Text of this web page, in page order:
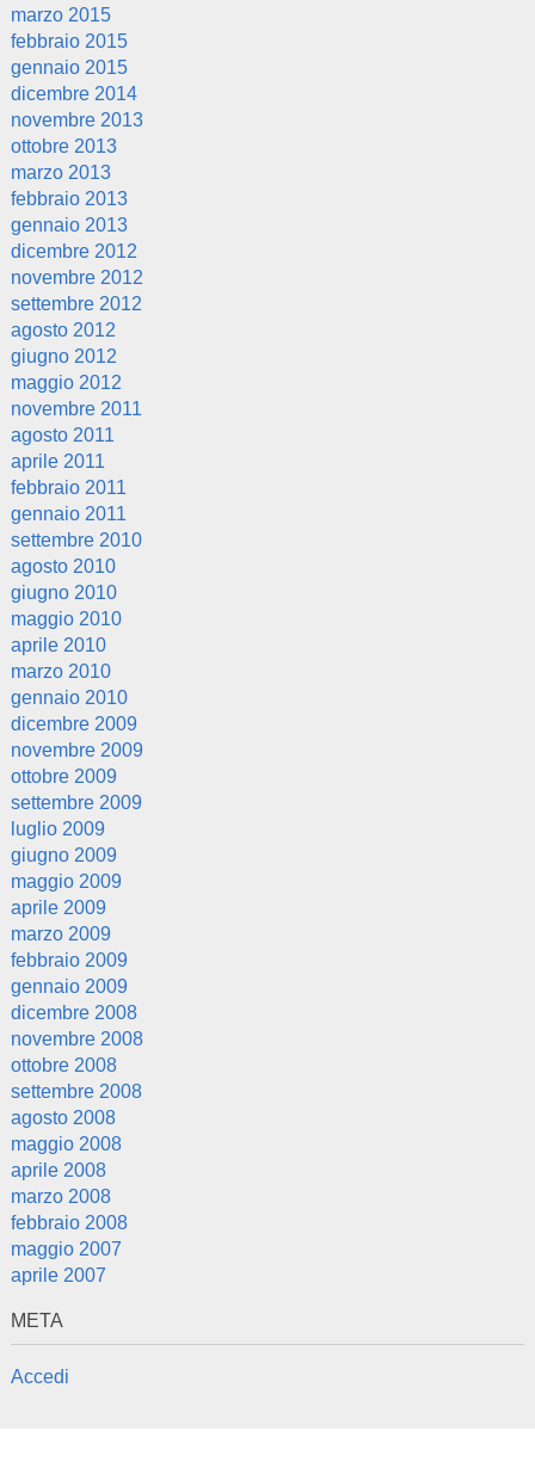
marzo 2015
febbraio 2015
gennaio 2015
dicembre 2014
novembre 2013
ottobre 2013
marzo 2013
febbraio 2013
gennaio 2013
dicembre 2012
novembre 2012
settembre 2012
agosto 2012
giugno 2012
maggio 2012
novembre 2011
agosto 2011
aprile 2011
febbraio 2011
gennaio 2011
settembre 2010
agosto 2010
giugno 2010
maggio 2010
aprile 2010
marzo 2010
gennaio 2010
dicembre 2009
novembre 2009
ottobre 2009
settembre 2009
luglio 2009
giugno 2009
maggio 2009
aprile 2009
marzo 2009
febbraio 2009
gennaio 2009
dicembre 2008
novembre 2008
ottobre 2008
settembre 2008
agosto 2008
maggio 2008
aprile 2008
marzo 2008
febbraio 2008
maggio 2007
aprile 2007
META
Accedi